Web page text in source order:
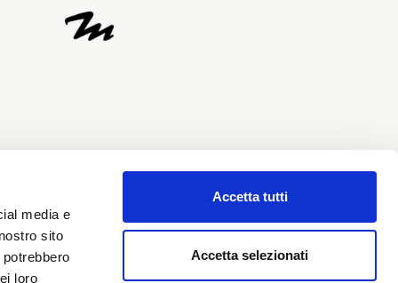
media e
sito
loro
Accetta tutti
Accetta selezionati
informationand I give my
personal data for the
newsletter.